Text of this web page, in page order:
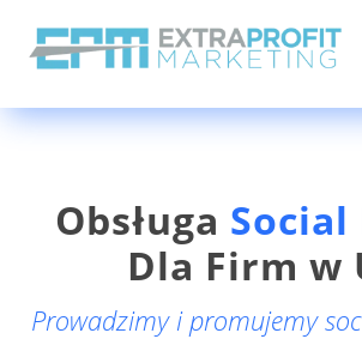
Obsługa Social
Dla Firm w
Prowadzimy i promujemy